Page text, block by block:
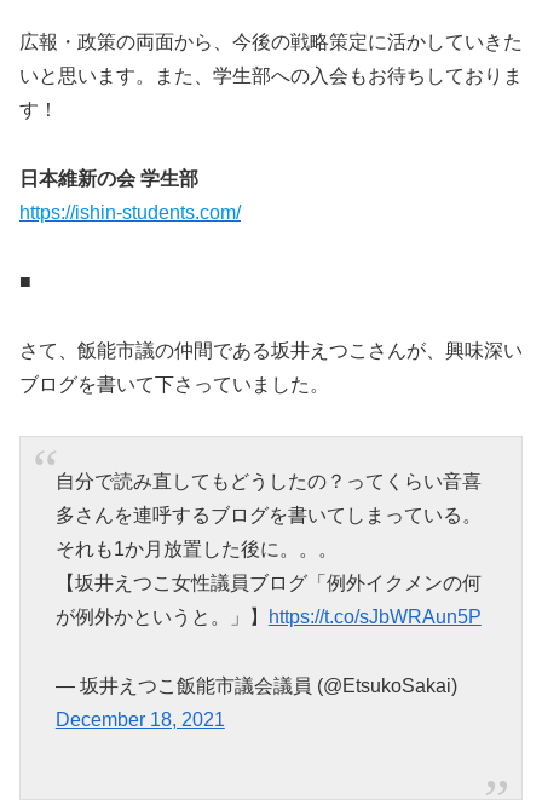
広報・政策の両面から、今後の戦略策定に活かしていきた
いと思います。また、学生部への入会もお待ちしておりま
す！
日本維新の会 学生部
https://ishin-students.com/
■
さて、飯能市議の仲間である坂井えつこさんが、興味深い
ブログを書いて下さっていました。
自分で読み直してもどうしたの？ってくらい音喜
多さんを連呼するブログを書いてしまっている。
それも1か月放置した後に。。。
【坂井えつこ女性議員ブログ「例外イクメンの何
が例外かというと。」】
https://t.co/sJbWRAun5P
— 坂井えつこ飯能市議会議員 (@EtsukoSakai)
December 18, 2021